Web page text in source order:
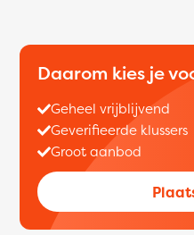
Daarom kies je
Geheel vrijblijvend
Geverifieerde klussers
Groot aanbod